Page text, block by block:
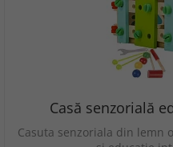
Casă senzorială
Casuta senzoriala din